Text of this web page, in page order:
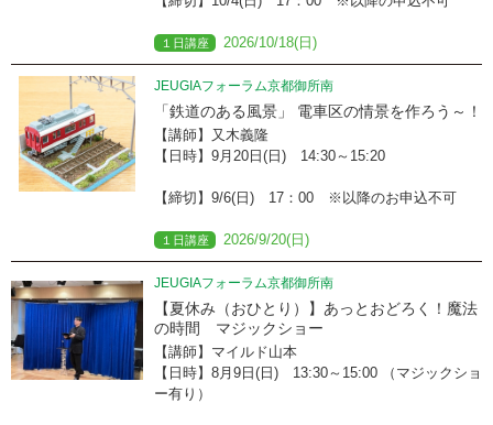
１日講座 2026/10/18(日)
JEUGIAフォーラム京都御所南
「鉄道のある風景」 電車区の情景を作ろう～！
【講師】又木義隆
【日時】9月20日(日) 14:30～15:20
【締切】9/6(日) 17：00 ※以降のお申込不可
１日講座 2026/9/20(日)
JEUGIAフォーラム京都御所南
【夏休み（おひとり）】あっとおどろく！魔法
の時間 マジックショー
【講師】マイルド山本
【日時】8月9日(日) 13:30～15:00 （マジックショ
ー有り）